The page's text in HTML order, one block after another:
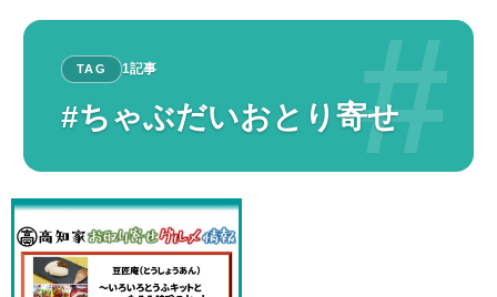
#
TAG 1記事
#ちゃぶだいおとり寄せ